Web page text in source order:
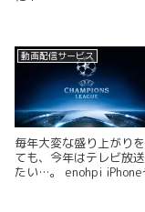
動画配信サービス
毎年大変な盛り上がり
ても、今年はテレビ放
たい…。 enohpi iPhone